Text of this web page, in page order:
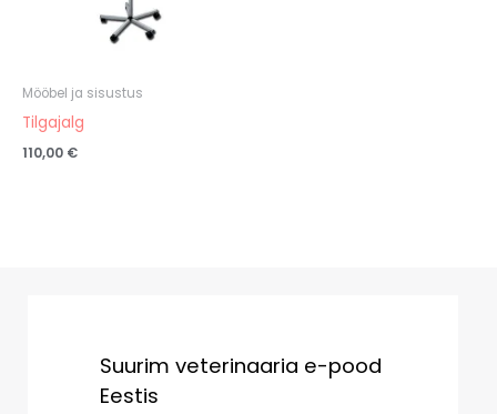
Mööbel ja sisustus
Tilgajalg
110,00 €
Suurim veterinaaria e-pood
Eestis